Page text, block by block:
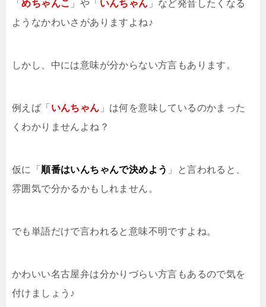
「めちゃんこ 」や「 いんちゃん 」など発音したくなる
ようなかわいさがありますよね♪
しかし、中には意味が分からない方言もあります。
例えば「 いんちゃん 」は何を意味しているのかまった
くわかりませんよね？
仮に「 順番はいんちゃんで決めよう 」と言われると、
雰囲気で分かるかもしれません。
でも単語だけで言われると意味不明ですよね。
かわいい名古屋弁は分かりづらい方言もあるので気を
付けましょう♪